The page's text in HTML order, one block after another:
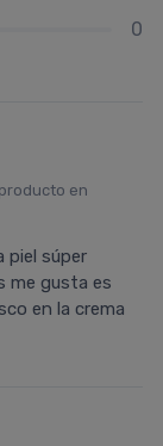
0
en
piel súper
me gusta es
en la crema